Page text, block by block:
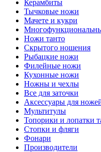
Керамбиты
Тычковые ножи
Мачете и кукри
Ножи танто
Скрытого ношения
Рыбацкие ножи
Филейные ножи
Кухонные ножи
Ножны и чехлы
Все для заточки
Аксессуары для
Мультитулы
Топорики и лопатки
Стопки и фляги
Фонари
Производители